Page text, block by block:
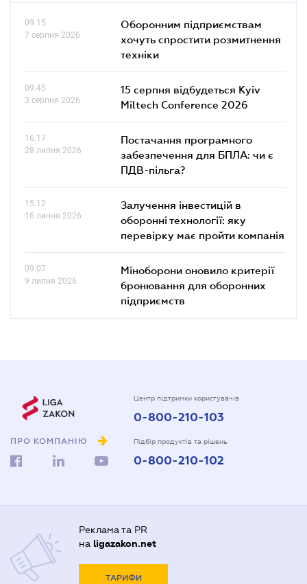
09.15
7 серпня 2026
Оборонним підприємствам
хочуть спростити розмитнення
техніки
09.45
3 серпня 2026
15 серпня відбудеться Kyiv
Miltech Conference 2026
16.17
28 липня 2026
Постачання програмного
забезпечення для БПЛА: чи є
ПДВ-пільга?
15.12
16 липня 2026
Залучення інвестицій в
оборонні технології: яку
перевірку має пройти компанія
09.07
9 липня 2026
Міноборони оновило критерії
бронювання для оборонних
підприємств
ПРО КОМПАНІЮ
Центр підтримки користувачів
0-800-210-103
Підбір продуктів та рішень
0-800-210-102
Реклама та PR
на ligazakon.net
ТАРИФИ